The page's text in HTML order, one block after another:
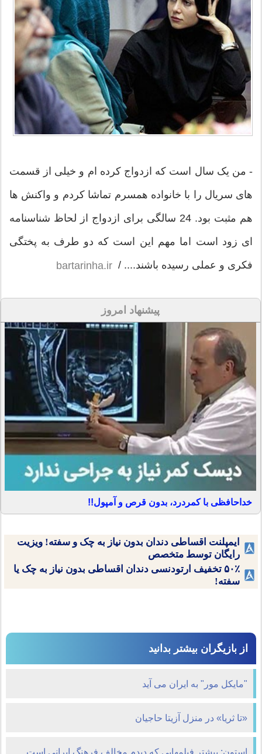
- من یک سال است که ازدواج کرده ام و خیلی از قسمت
های سریال را با خانواده همسرم تماشا کردم و واکنش ها
هم مثبت بود. 24 سالگی برای ازدواج از لحاظ شناسنامه
ای زود است اما مهم این است که دو طرف به پختگی
فکری و عملی رسیده باشند.... / bartarinha.ir
پیشنهاد امروز
خداحافظی با کمردرد، بدون قرص و آمپول!!
ایمپلنت اقساطی دندان بدون نیاز به چک و سفته! ویزیت
رایگان توسط متخصص
۵۰٪ تخفیف ارتودنسی دندان اقساطی بدون نیاز به چک یا
سفته!
از بازیگران بیشتر بدانید
"مایکل مور" به ایران می آید
«تا ثریا» در منزل آزیتا حاجیان
استون: بیشتر فیلمهایی که دیدم مخالف فرهنگ ایرانی است